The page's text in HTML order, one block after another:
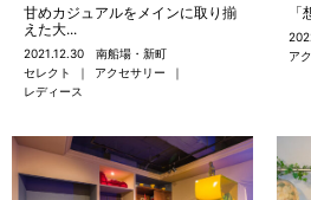
甘めカジュアルをメインに取り揃
えた大...
2021.12.30
南船場・新町
セレクト
アクセサリー
レディース
ア